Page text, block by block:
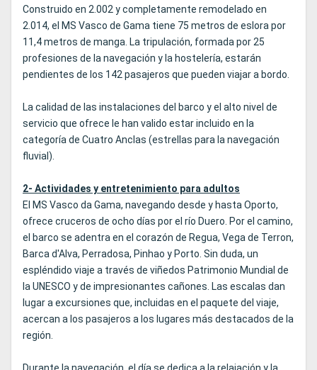
Construido en 2.002 y completamente remodelado en
2.014, el MS Vasco de Gama tiene 75 metros de eslora por
11,4 metros de manga. La tripulación, formada por 25
profesiones de la navegación y la hostelería, estarán
pendientes de los 142 pasajeros que pueden viajar a bordo.
La calidad de las instalaciones del barco y el alto nivel de
servicio que ofrece le han valido estar incluido en la
categoría de Cuatro Anclas (estrellas para la navegación
fluvial).
2- Actividades y entretenimiento para adultos
El MS Vasco da Gama, navegando desde y hasta Oporto,
ofrece cruceros de ocho días por el río Duero. Por el camino,
el barco se adentra en el corazón de Regua, Vega de Terron,
Barca d'Alva, Perradosa, Pinhao y Porto. Sin duda, un
espléndido viaje a través de viñedos Patrimonio Mundial de
la UNESCO y de impresionantes cañones. Las escalas dan
lugar a excursiones que, incluidas en el paquete del viaje,
acercan a los pasajeros a los lugares más destacados de la
región.